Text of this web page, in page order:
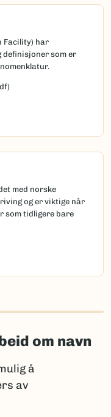
Facility) har
definisjoner som er
med norske
og er viktige når
som tidligere bare
om navn
å
av